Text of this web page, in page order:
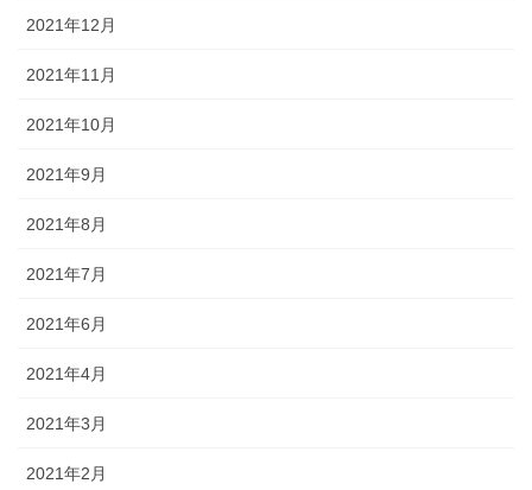
2021年12月
2021年11月
2021年10月
2021年9月
2021年8月
2021年7月
2021年6月
2021年4月
2021年3月
2021年2月